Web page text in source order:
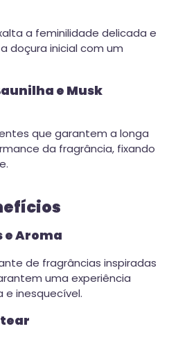
a feminilidade delicada e
doçura inicial com um
e Musk
que garantem a longa
da fragrância, fixando
e Aroma
de fragrâncias inspiradas
uma experiência
e inesquecível.